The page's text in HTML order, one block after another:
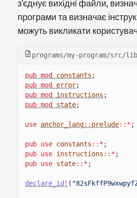
з'єднує вихідні файли,
програми та визначає
можуть викликати
programs/my-program/src/
pub mod constants ;
pub mod
error;
pub mod
instructions ;
pub mod
state;
use anchor_lang:: prelude::* ;
pub use constants ::* ;
pub use instructions ::* ;
pub use state::* ;
declare_id! (